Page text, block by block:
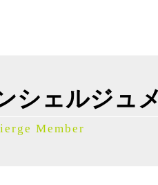
シェルジュ
Member